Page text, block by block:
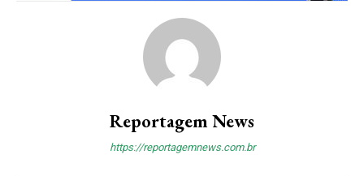
Reportagem News
https://reportagemnews.com.br